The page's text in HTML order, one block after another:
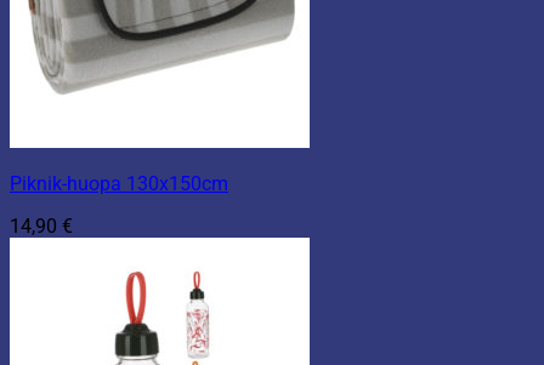
Piknik-huopa 130x150cm
14,90 €